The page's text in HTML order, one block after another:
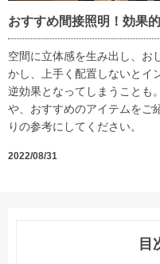
おすすめ間接照明！効果
空間に立体感を生み出し、お
かし、上手く配置しないとイ
逆効果となってしまうことも
や、おすすめのアイテムをご
りの参考にしてください。
2022/08/31
目